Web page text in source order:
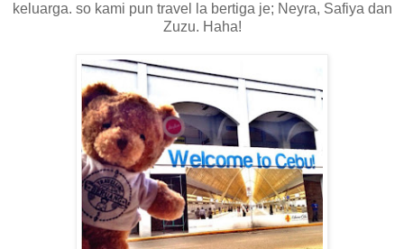
keluarga. so kami pun travel la bertiga je; Neyra, Safiya dan
Zuzu. Haha!